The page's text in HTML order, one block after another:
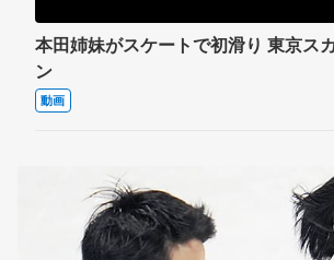
本田姉妹がスケートで初滑り 東京ス
ン
動画